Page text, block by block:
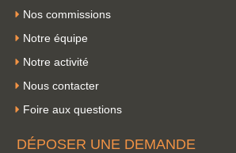
Nos commissions
Notre équipe
Notre activité
Nous contacter
Foire aux questions
DÉPOSER UNE DEMANDE